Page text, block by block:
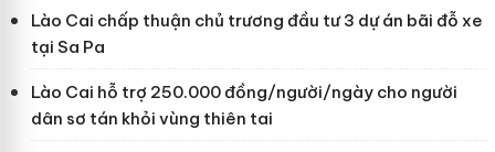
Lào Cai chấp thuận chủ trương đầu tư 3 dự án bãi đỗ xe
tại Sa Pa
Lào Cai hỗ trợ 250.000 đồng/người/ngày cho người
dân sơ tán khỏi vùng thiên tai